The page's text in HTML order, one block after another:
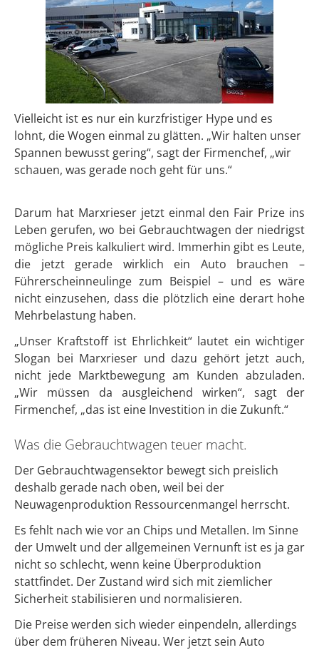
Vielleicht ist es nur ein kurzfristiger Hype und es
lohnt, die Wogen einmal zu glätten. „Wir halten unser
Spannen bewusst gering“, sagt der Firmenchef, „wir
schauen, was gerade noch geht für uns.“
Darum hat Marxrieser jetzt einmal den Fair Prize ins
Leben gerufen, wo bei Gebrauchtwagen der niedrigst
mögliche Preis kalkuliert wird. Immerhin gibt es Leute,
die jetzt gerade wirklich ein Auto brauchen –
Führerscheinneulinge zum Beispiel – und es wäre
nicht einzusehen, dass die plötzlich eine derart hohe
Mehrbelastung haben.
„Unser Kraftstoff ist Ehrlichkeit“ lautet ein wichtiger
Slogan bei Marxrieser und dazu gehört jetzt auch,
nicht jede Marktbewegung am Kunden abzuladen.
„Wir müssen da ausgleichend wirken“, sagt der
Firmenchef, „das ist eine Investition in die Zukunft.“
Was die Gebrauchtwagen teuer macht.
Der Gebrauchtwagensektor bewegt sich preislich
deshalb gerade nach oben, weil bei der
Neuwagenproduktion Ressourcenmangel herrscht.
Es fehlt nach wie vor an Chips und Metallen. Im Sinne
der Umwelt und der allgemeinen Vernunft ist es ja gar
nicht so schlecht, wenn keine Überproduktion
stattfindet. Der Zustand wird sich mit ziemlicher
Sicherheit stabilisieren und normalisieren.
Die Preise werden sich wieder einpendeln, allerdings
über dem früheren Niveau. Wer jetzt sein Auto